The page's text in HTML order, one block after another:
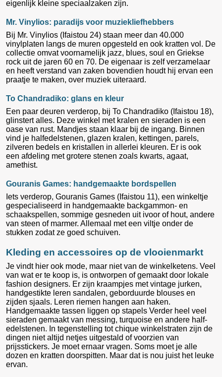
eigenlijk kleine speciaalzaken zijn.
Mr. Vinylios: paradijs voor muziekliefhebbers
Bij Mr. Vinylios (Ifaistou 24) staan meer dan 40.000
vinylplaten langs de muren opgesteld en ook kratten vol. De
collectie omvat voornamelijk jazz, blues, soul en Griekse
rock uit de jaren 60 en 70. De eigenaar is zelf verzamelaar
en heeft verstand van zaken bovendien houdt hij ervan een
praatje te maken, over muziek uiteraard.
To Chandradiko: glans en kleur
Een paar deuren verderop, bij To Chandradiko (Ifaistou 18),
glinstert alles. Deze winkel met kralen en sieraden is een
oase van rust. Mandjes staan klaar bij de ingang. Binnen
vind je halfedelstenen, glazen kralen, kettingen, parels,
zilveren bedels en kristallen in allerlei kleuren. Er is ook
een afdeling met grotere stenen zoals kwarts, agaat,
amethist.
Gouranis Games: handgemaakte bordspellen
Iets verderop, Gouranis Games (Ifaistou 11), een winkeltje
gespecialiseerd in handgemaakte backgammon- en
schaakspellen, sommige gesneden uit ivoor of hout, andere
van steen of marmer. Allemaal met een viltje onder de
stukken zodat ze goed schuiven.
Kleding en accessoires op de vlooienmarkt
Je vindt hier ook mode, maar niet van de winkelketens. Veel
van wat er te koop is, is ontworpen of gemaakt door lokale
fashion designers. Er zijn kraampjes met vintage jurken,
handgestikte leren sandalen, geborduurde blouses en
zijden sjaals. Leren riemen hangen aan haken.
Handgemaakte tassen liggen op stapels Verder heel veel
sieraden gemaakt van messing, turquoise en andere half-
edelstenen. In tegenstelling tot chique winkelstraten zijn de
dingen niet altijd netjes uitgestald of voorzien van
prijsstickers. Je moet ernaar vragen. Soms moet je alle
dozen en kratten doorspitten. Maar dat is nou juist het leuke
ervan.